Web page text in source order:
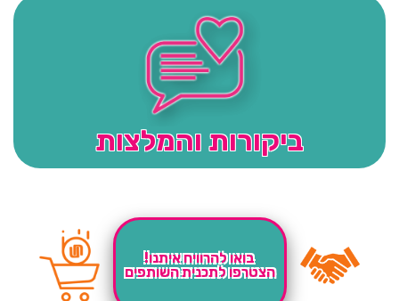
ביקורות והמלצות
בואו להרוויח איתנו!
הצטרפו לתכנית השותפים